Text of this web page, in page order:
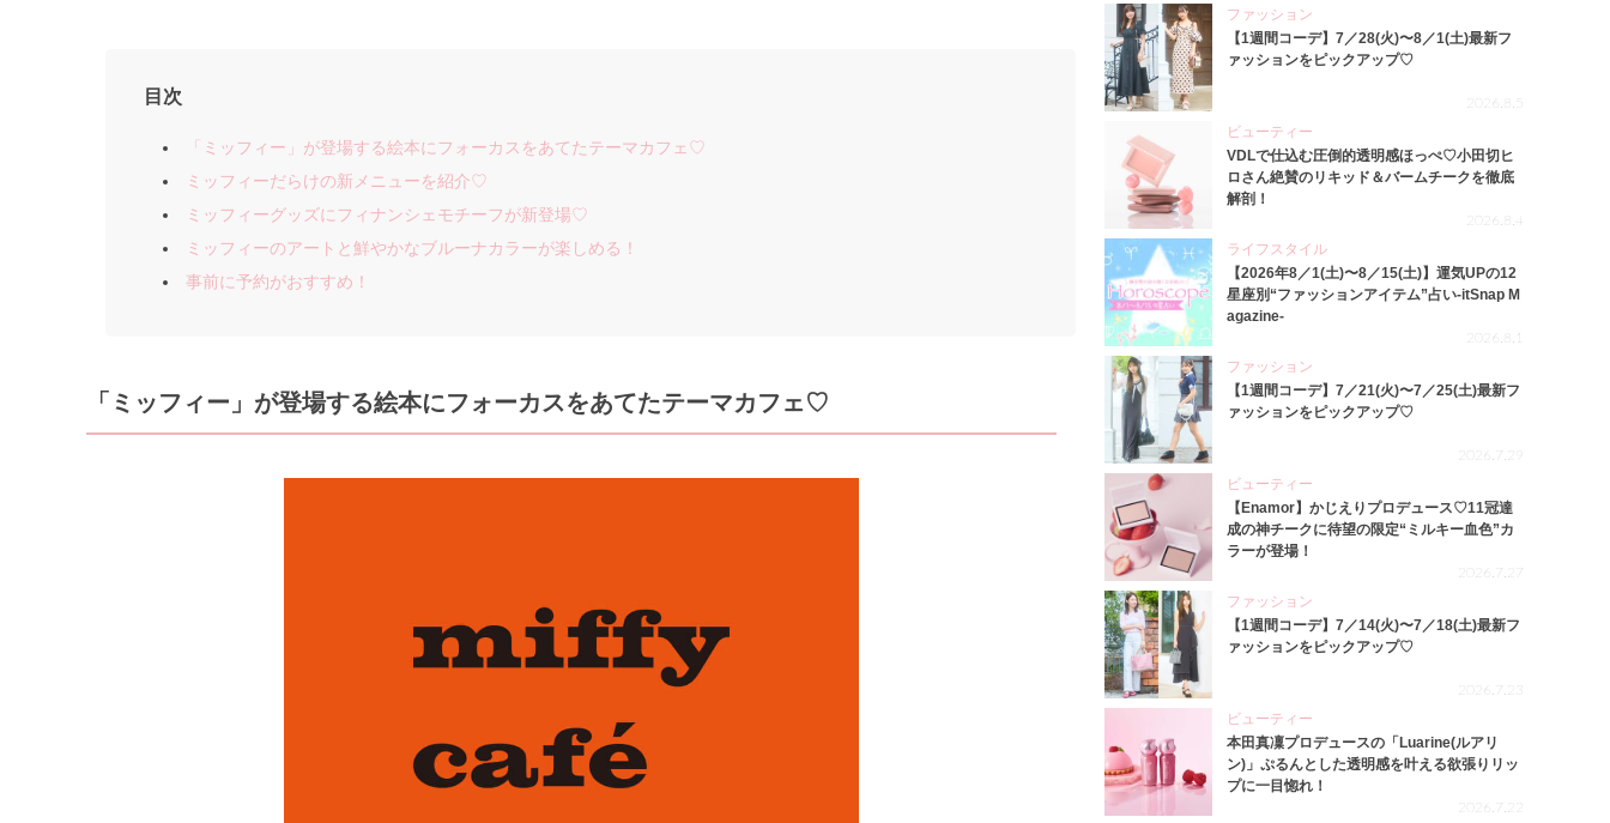
目次
「ミッフィー」が登場する絵本にフォーカスをあてたテーマカフェ♡
ミッフィーだらけの新メニューを紹介♡
ミッフィーグッズにフィナンシェモチーフが新登場♡
ミッフィーのアートと鮮やかなブルーナカラーが楽しめる！
事前に予約がおすすめ！
「ミッフィー」が登場する絵本にフォーカスをあてたテーマカフェ♡
ファッション
【1週間コーデ】7／28(火)〜8／1(土)最新フ
ァッションをピックアップ♡
2026.8.5
ビューティー
VDLで仕込む圧倒的透明感ほっぺ♡小田切ヒ
ロさん絶賛のリキッド＆バームチークを徹底
解剖！
2026.8.4
ライフスタイル
【2026年8／1(土)〜8／15(土)】運気UPの12
星座別“ファッションアイテム”占い-itSnap M
agazine-
2026.8.1
ファッション
【1週間コーデ】7／21(火)〜7／25(土)最新フ
ァッションをピックアップ♡
2026.7.29
ビューティー
【Enamor】かじえりプロデュース♡11冠達
成の神チークに待望の限定“ミルキー血色”カ
ラーが登場！
2026.7.27
ファッション
【1週間コーデ】7／14(火)〜7／18(土)最新フ
ァッションをピックアップ♡
2026.7.23
ビューティー
本田真凜プロデュースの「Luarine(ルアリ
ン)」ぷるんとした透明感を叶える欲張りリッ
プに一目惚れ！
2026.7.22